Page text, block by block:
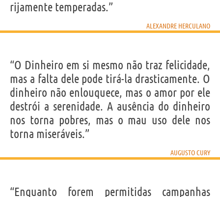
rijamente temperadas.”
ALEXANDRE HERCULANO
“O Dinheiro em si mesmo não traz felicidade,
mas a falta dele pode tirá-la drasticamente. O
dinheiro não enlouquece, mas o amor por ele
destrói a serenidade. A ausência do dinheiro
nos torna pobres, mas o mau uso dele nos
torna miseráveis.”
AUGUSTO CURY
“Enquanto forem permitidas campanhas